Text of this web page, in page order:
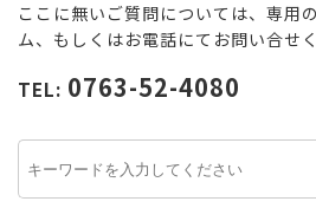
ここに無いご質問については、専用
ム、もしくはお電話にてお問い合せく
TEL: 0763-52-4080